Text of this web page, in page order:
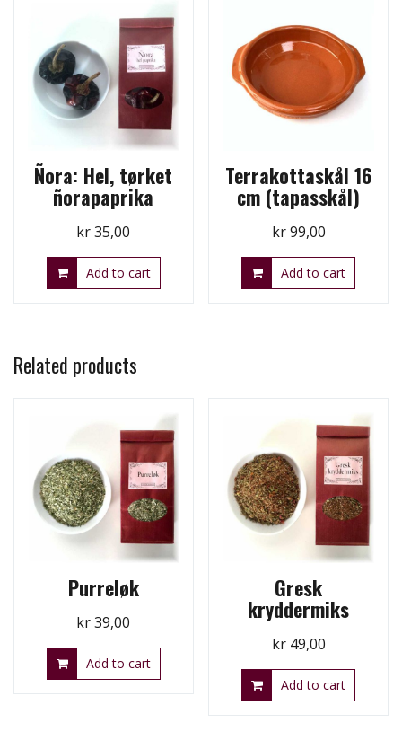
Ñora: Hel, tørket
ñorapaprika
kr35,00
Add to cart
Terrakottaskål 16
cm (tapasskål)
kr99,00
Add to cart
Related products
Purreløk
kr39,00
Add to cart
Gresk
kryddermiks
kr49,00
Add to cart